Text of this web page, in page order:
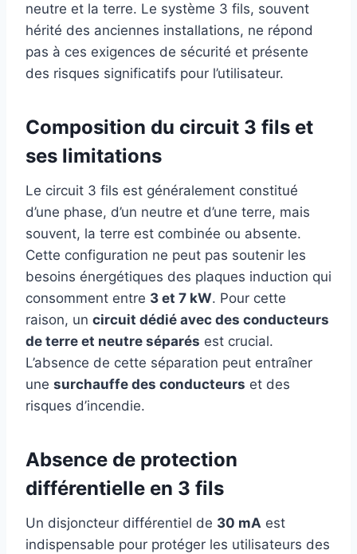
neutre et la terre. Le système 3 fils, souvent
hérité des anciennes installations, ne répond
pas à ces exigences de sécurité et présente
des risques significatifs pour l’utilisateur.
Composition du circuit 3 fils et
ses limitations
Le circuit 3 fils est généralement constitué
d’une phase, d’un neutre et d’une terre, mais
souvent, la terre est combinée ou absente.
Cette configuration ne peut pas soutenir les
besoins énergétiques des plaques induction qui
consomment entre 3 et 7 kW. Pour cette
raison, un circuit dédié avec des conducteurs
de terre et neutre séparés est crucial.
L’absence de cette séparation peut entraîner
une surchauffe des conducteurs et des
risques d’incendie.
Absence de protection
différentielle en 3 fils
Un disjoncteur différentiel de 30 mA est
indispensable pour protéger les utilisateurs des